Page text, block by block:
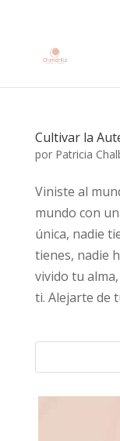
Cultivar la
por Patricia
Viniste al
mundo con
única, nadie
tienes, nadie
vivido tu
ti. Alejarte de